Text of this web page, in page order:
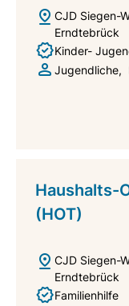
CJD Siegen-
Erndtebrück
Kinder-
Jugendliche
Haushalts-
(HOT)
CJD Siegen-
Erndtebrück
Familienhilfe